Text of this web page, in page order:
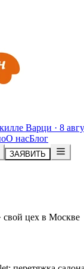
Варци · 8
О насБлог
ЗАЯВИТЬ
свой цех в Москве